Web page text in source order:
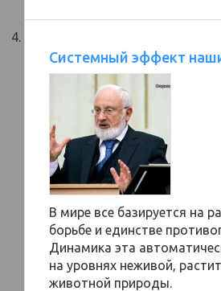
Системный эффект
В мире все базируется на
борьбе и единстве
Динамика эта
на уровнях неживой,
животной природы.